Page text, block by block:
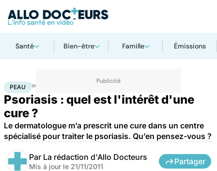
Santé Bien-être Famille Émissions
Accueil Santé
PEAU
Psoriasis : quel est l'intérêt d'une
cure ?
Le dermatologue m’a prescrit une cure dans un centre
spécialisé pour traiter le psoriasis. Qu’en pensez-vous ?
Par La rédaction d'Allo Docteurs
Mis à jour le 21/11/2011
Partager